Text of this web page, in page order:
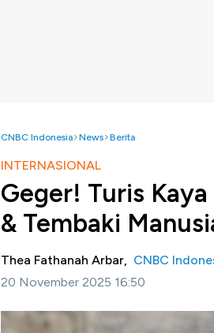
CNBC Indonesia News Berita
INTERNASIONAL
Geger! Turis
& Tembaki
Thea Fathanah Arbar, CNBC
20 November 2025 16:50